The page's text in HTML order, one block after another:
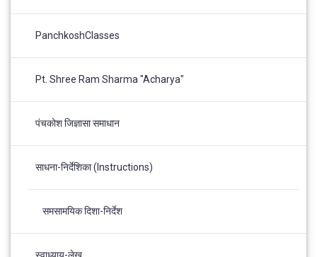
PanchkoshClasses
Pt. Shree Ram Sharma "Acharya"
पंचकोश जिज्ञासा समाधान
साधना-निर्देशिका (Instructions)
समसामयिक दिशा-निर्देश